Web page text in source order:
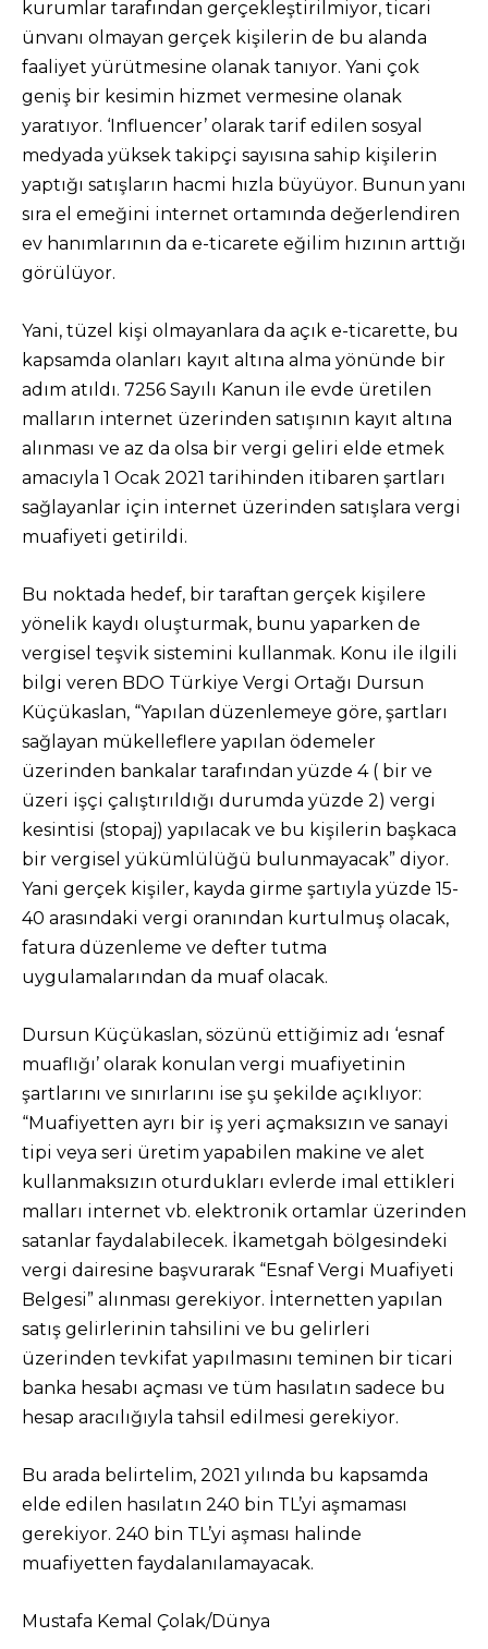
kurumlar tarafından gerçekleştirilmiyor, ticari
ünvanı olmayan gerçek kişilerin de bu alanda
faaliyet yürütmesine olanak tanıyor. Yani çok
geniş bir kesimin hizmet vermesine olanak
yaratıyor. ‘Influencer’ olarak tarif edilen sosyal
medyada yüksek takipçi sayısına sahip kişilerin
yaptığı satışların hacmi hızla büyüyor. Bunun yanı
sıra el emeğini internet ortamında değerlendiren
ev hanımlarının da e-ticarete eğilim hızının arttığı
görülüyor.
Yani, tüzel kişi olmayanlara da açık e-ticarette, bu
kapsamda olanları kayıt altına alma yönünde bir
adım atıldı. 7256 Sayılı Kanun ile evde üretilen
malların internet üzerinden satışının kayıt altına
alınması ve az da olsa bir vergi geliri elde etmek
amacıyla 1 Ocak 2021 tarihinden itibaren şartları
sağlayanlar için internet üzerinden satışlara vergi
muafiyeti getirildi.
Bu noktada hedef, bir taraftan gerçek kişilere
yönelik kaydı oluşturmak, bunu yaparken de
vergisel teşvik sistemini kullanmak. Konu ile ilgili
bilgi veren BDO Türkiye Vergi Ortağı Dursun
Küçükaslan, “Yapılan düzenlemeye göre, şartları
sağlayan mükelleflere yapılan ödemeler
üzerinden bankalar tarafından yüzde 4 ( bir ve
üzeri işçi çalıştırıldığı durumda yüzde 2) vergi
kesintisi (stopaj) yapılacak ve bu kişilerin başkaca
bir vergisel yükümlülüğü bulunmayacak” diyor.
Yani gerçek kişiler, kayda girme şartıyla yüzde 15-
40 arasındaki vergi oranından kurtulmuş olacak,
fatura düzenleme ve defter tutma
uygulamalarından da muaf olacak.
Dursun Küçükaslan, sözünü ettiğimiz adı ‘esnaf
muaflığı’ olarak konulan vergi muafiyetinin
şartlarını ve sınırlarını ise şu şekilde açıklıyor:
“Muafiyetten ayrı bir iş yeri açmaksızın ve sanayi
tipi veya seri üretim yapabilen makine ve alet
kullanmaksızın oturdukları evlerde imal ettikleri
malları internet vb. elektronik ortamlar üzerinden
satanlar faydalabilecek. İkametgah bölgesindeki
vergi dairesine başvurarak “Esnaf Vergi Muafiyeti
Belgesi” alınması gerekiyor. İnternetten yapılan
satış gelirlerinin tahsilini ve bu gelirleri
üzerinden tevkifat yapılmasını teminen bir ticari
banka hesabı açması ve tüm hasılatın sadece bu
hesap aracılığıyla tahsil edilmesi gerekiyor.
Bu arada belirtelim, 2021 yılında bu kapsamda
elde edilen hasılatın 240 bin TL’yi aşmaması
gerekiyor. 240 bin TL’yi aşması halinde
muafiyetten faydalanılamayacak.
Mustafa Kemal Çolak/Dünya